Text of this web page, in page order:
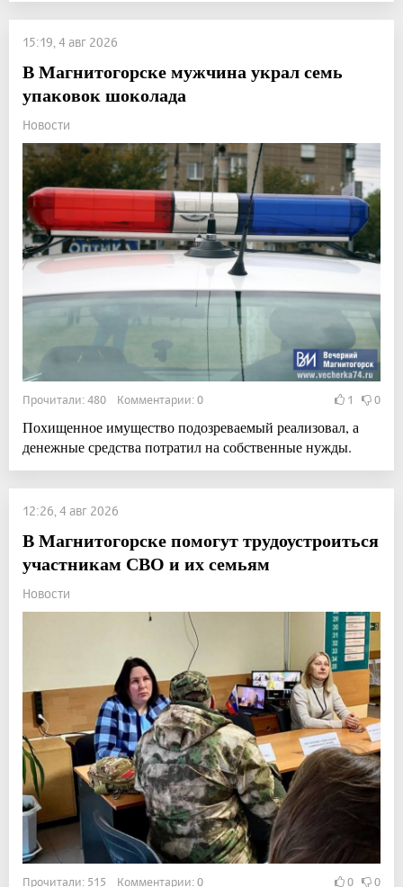
15:19, 4 авг 2026
В Магнитогорске мужчина украл семь
упаковок шоколада
Новости
Прочитали: 480 Комментарии: 0 1 0
Похищенное имущество подозреваемый реализовал, а
денежные средства потратил на собственные нужды.
12:26, 4 авг 2026
В Магнитогорске помогут трудоустроиться
участникам СВО и их семьям
Новости
Прочитали: 515 Комментарии: 0 0 0